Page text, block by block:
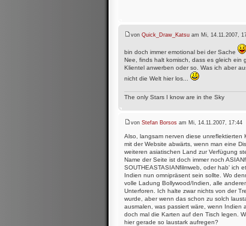
von Quick_Draw_Katsu am Mi, 14.11.2007,
bin doch immer emotional bei der Sache
Nee, finds halt komisch, dass es gleich ein
Klientel anwerben oder so. Was ich aber
nicht die Welt hier los...
The only Stars I know are in the Sky
von Stefan Borsos am Mi, 14.11.2007, 17:44
Also, langsam nerven diese
mit der Website abwärts, wenn man eine
weiteren asiatischen Land zur Verfügung
Name der Seite ist doch immer noch
SOUTHEASTASIANfilmweb, oder hab' ich
Indien nun omnipräsent sein sollte. Wo
volle Ladung Bollywood/Indien, alle
Unterforen. Ich halte zwar nichts von der
wurde, aber wenn das schon zu solch
ausmalen, was passiert wäre, wenn Indien
doch mal die Karten auf den Tisch legen.
hier gerade so laustark aufregen?